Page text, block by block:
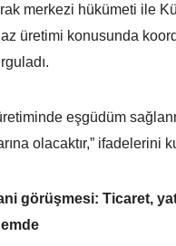
merkezi hükümeti ile
üretimi konusunda
eşgüdüm
olacaktır,” ifadelerini
görüşmesi: Ticaret,